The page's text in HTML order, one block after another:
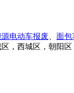
源电动车报废 面包
，西城区，朝阳